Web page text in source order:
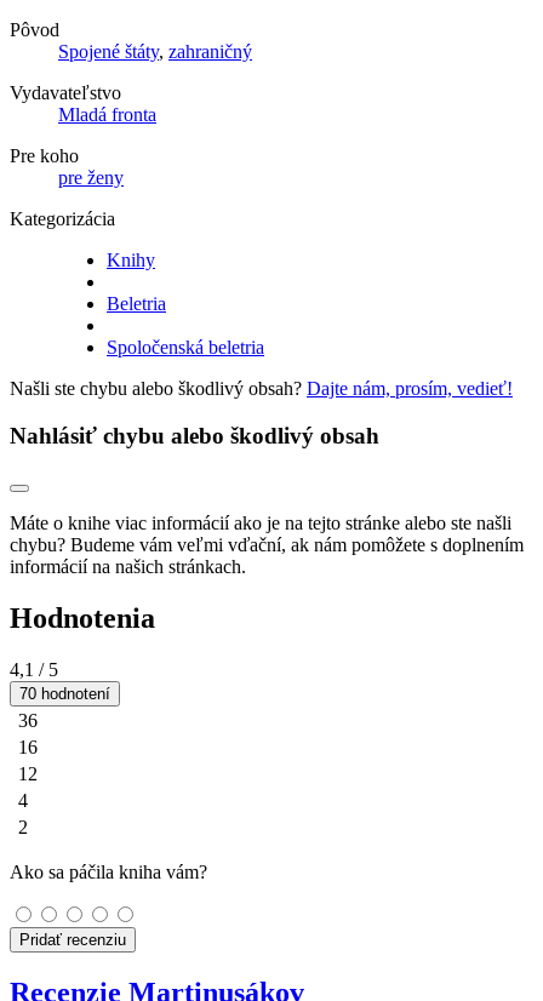
Pôvod
Spojené štáty, zahraničný
Vydavateľstvo
Mladá fronta
Pre koho
pre ženy
Kategorizácia
Knihy
Beletria
Spoločenská beletria
Našli ste chybu alebo škodlivý obsah? Dajte nám, prosím, vedieť!
Nahlásiť chybu alebo škodlivý obsah
Máte o knihe viac informácií ako je na tejto stránke alebo ste našli
chybu? Budeme vám veľmi vďační, ak nám pomôžete s doplnením
informácií na našich stránkach.
Hodnotenia
4,1 / 5
70 hodnotení
36
16
12
4
2
Ako sa páčila kniha vám?
Pridať recenziu
Recenzie Martinusákov